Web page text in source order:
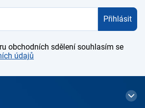
Přihlásit
obchodních sdělení souhlasím se
údajů